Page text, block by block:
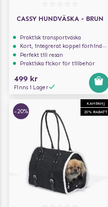
CASSY HUNDVÄSKA - BRUN
Praktisk transportväska
Kort, integrerat koppel förhindrar att hunden hoppar ur
Perfekt till resan
Praktiska fickor för tillbehör
499 kr
Finns i Lager
KAMPANJ
20% RABATT
-20%